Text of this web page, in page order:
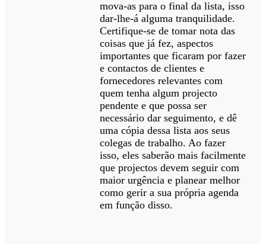
mova-as para o final da lista, isso
dar-lhe-á alguma tranquilidade.
Certifique-se de tomar nota das
coisas que já fez, aspectos
importantes que ficaram por fazer
e contactos de clientes e
fornecedores relevantes com
quem tenha algum projecto
pendente e que possa ser
necessário dar seguimento, e dê
uma cópia dessa lista aos seus
colegas de trabalho. Ao fazer
isso, eles saberão mais facilmente
que projectos devem seguir com
maior urgência e planear melhor
como gerir a sua própria agenda
em função disso.